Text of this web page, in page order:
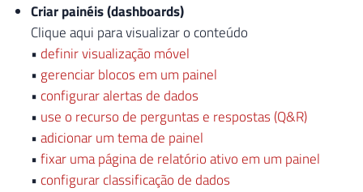
Criar painéis (dashboards)
Clique aqui para visualizar o conteúdo
• definir visualização móvel
• gerenciar blocos em um painel
• configurar alertas de dados
• use o recurso de perguntas e respostas (Q&R)
•adicionar um tema de painel
•fixar uma página de relatório ativo em um painel
• configurar classificação de dados